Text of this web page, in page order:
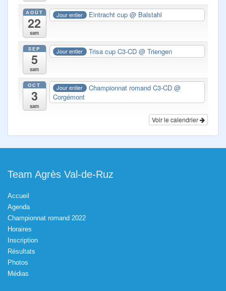
AOÛT
22
sam
Jour entier Eintracht cup@ Balstahl
SEP
5
sam
Jour entier Trisa cup C3-CD@ Triengen
OCT
3
sam
Jour entier Championnat romand C3-CD@
Corgémont
Voir le calendrier
Team Agrès Val-de-Ruz
Accueil
Agenda
Championnat romand 2022
Horaires
Inscription
Résultats
Photos
Médias